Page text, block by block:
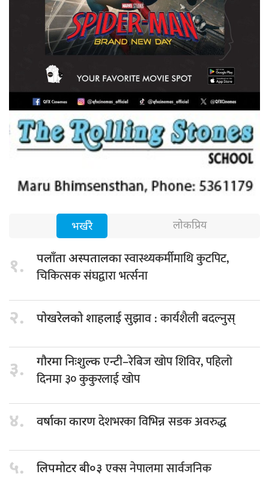
भर्खरै लोकप्रिय
१. पलाँता अस्पतालकास्वास्थ्यकर्मीमाथि कुटपिट,
चिकित्सक संघद्वारा भर्त्सना
२. पोखरेलको शाहलाईसुझाव : कार्यशैली बदल्नुस्
३. गौरमा निःशुल्कएन्टी–रेबिज खोप शिविर, पहिलो
दिनमा ३० कुकुरलाई खोप
४. वर्षाका कारणदेशभरका विभिन्न सडक अवरुद्ध
५. लिपमोटर बी०३एक्स नेपालमा सार्वजनिक